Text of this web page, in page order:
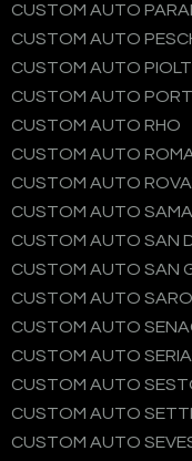
CUSTOM AUTO
CUSTOM AUTO
CUSTOM AUTO
CUSTOM AUTO
CUSTOM AUTO RHO
CUSTOM AUTO
CUSTOM AUTO
CUSTOM AUTO
CUSTOM AUTO SAN
CUSTOM AUTO SAN
CUSTOM AUTO
CUSTOM AUTO
CUSTOM AUTO
CUSTOM AUTO
CUSTOM AUTO
CUSTOM AUTO